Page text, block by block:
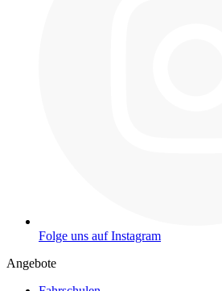
Folge uns auf Instagram
Angebote